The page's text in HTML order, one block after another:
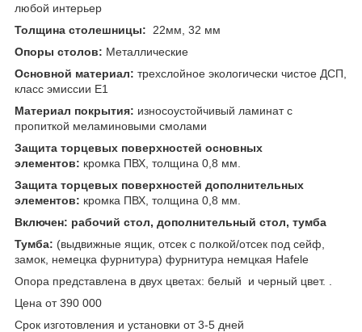
любой интерьер
Толщина столешницы:
22мм, 32 мм
Опоры столов: Металлические
Основной материал: трехслойное экологически чистое ДСП,
класс эмиссии Е1
Материал покрытия: износоустойчивый ламинат с
пропиткой меламиновыми смолами
Защита торцевых поверхностей основных
элементов: кромка ПВХ, толщина 0,8 мм.
Защита торцевых поверхностей дополнительных
элементов: кромка ПВХ, толщина 0,8 мм.
Включен: рабочий стол, дополнительный стол, тумба
Тумба: (выдвижные ящик, отсек с полкой/отсек под сейф,
замок, немецка фурнитура) фурнитура немцкая Hafele
Опора представлена в двух цветах: белый и черный цвет. .
Цена от 390 000
Срок изготовления и установки от 3-5 дней